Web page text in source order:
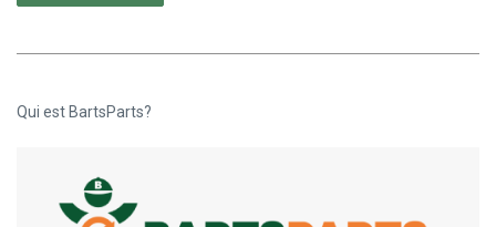
Qui est BartsParts?